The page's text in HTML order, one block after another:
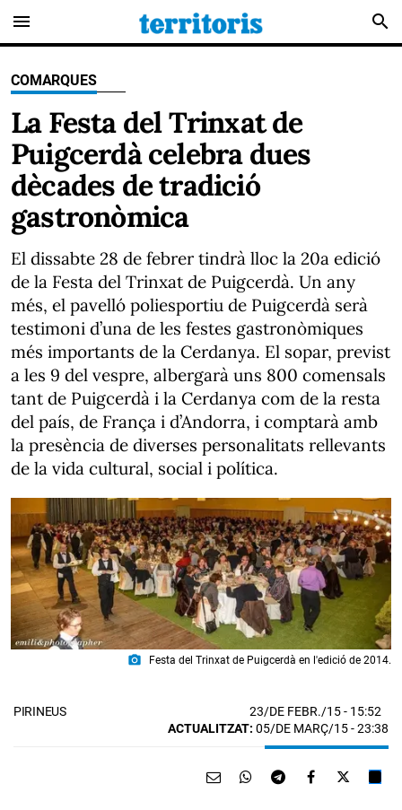
menu search
COMARQUES
La Festa del Trinxat de
Puigcerdà celebra dues
dècades de tradició
gastronòmica
El dissabte 28 de febrer tindrà lloc la 20a edició
de la Festa del Trinxat de Puigcerdà. Un any
més, el pavelló poliesportiu de Puigcerdà serà
testimoni d’una de les festes gastronòmiques
més importants de la Cerdanya. El sopar, previst
a les 9 del vespre, albergarà uns 800 comensals
tant de Puigcerdà i la Cerdanya com de la resta
del país, de França i d’Andorra, i comptarà amb
la presència de diverses personalitats rellevants
de la vida cultural, social i política.
photo_camera Festa del Trinxat de Puigcerdà en l'edició de 2014.
PIRINEUS 23/DE FEBR./15- 15:52
ACTUALITZAT: 05/DE MARÇ/15 - 23:38